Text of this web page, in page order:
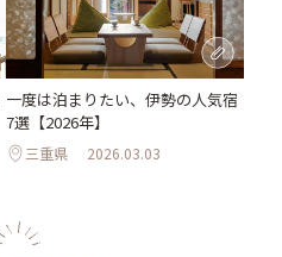
一度は泊まりたい、伊勢の人気宿
7選【2026年】
三重県 2026.03.03